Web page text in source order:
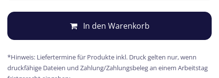
In den Warenkorb
*Hinweis: Liefertermine für Produkte inkl. Druck gelten nur, wenn
druckfähige Dateien und Zahlung/Zahlungsbeleg an einem Arbeitstag